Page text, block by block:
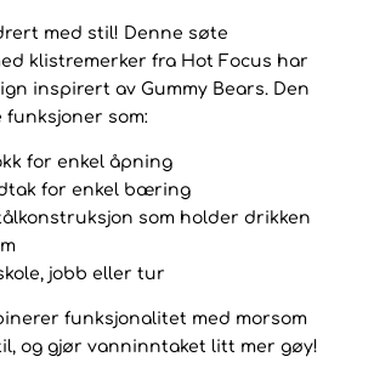
med stil! Denne søte
klistremerker fra Hot Focus har
inspirert av Gummy Bears. Den
funksjoner som:
for enkel åpning
for enkel bæring
som holder drikken
jobb eller tur
funksjonalitet med morsom
og gjør vanninntaket litt mer gøy!